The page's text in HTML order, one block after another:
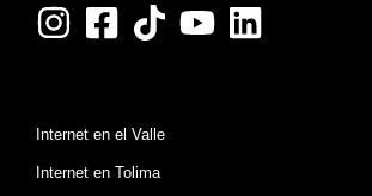
Internet en el Valle
Internet en Tolima